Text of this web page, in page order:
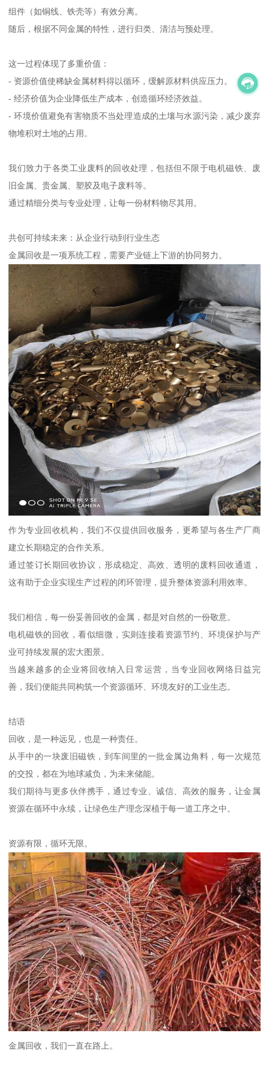
组件（如铜线、铁壳等）有效分离。
随后，根据不同金属的特性，进行归类、清洁与预处理。
这一过程体现了多重价值：
- 资源价值使稀缺金属材料得以循环，缓解原材料供应压力。
- 经济价值为企业降低生产成本，创造循环经济效益。
- 环境价值避免有害物质不当处理造成的土壤与水源污染，减少废弃
物堆积对土地的占用。
我们致力于各类工业废料的回收处理，包括但不限于电机磁铁、废
旧金属、贵金属、塑胶及电子废料等。
通过精细分类与专业处理，让每一份材料物尽其用。
共创可持续未来：从企业行动到行业生态
金属回收是一项系统工程，需要产业链上下游的协同努力。
作为专业回收机构，我们不仅提供回收服务，更希望与各生产厂商
建立长期稳定的合作关系。
通过签订长期回收协议，形成稳定、高效、透明的废料回收通道，
这有助于企业实现生产过程的闭环管理，提升整体资源利用效率。
我们相信，每一份妥善回收的金属，都是对自然的一份敬意。
电机磁铁的回收，看似细微，实则连接着资源节约、环境保护与产
业可持续发展的宏大图景。
当越来越多的企业将回收纳入日常运营，当专业回收网络日益完
善，我们便能共同构筑一个资源循环、环境友好的工业生态。
结语
回收，是一种远见，也是一种责任。
从手中的一块废旧磁铁，到车间里的一批金属边角料，每一次规范
的交投，都在为地球减负，为未来储能。
我们期待与更多伙伴携手，通过专业、诚信、高效的服务，让金属
资源在循环中永续，让绿色生产理念深植于每一道工序之中。
资源有限，循环无限。
金属回收，我们一直在路上。